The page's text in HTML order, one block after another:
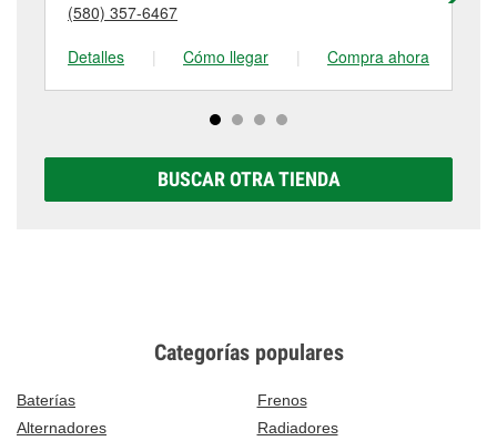
en 203 South 81 Highway, Duncan, OK.
tienda #272 para obtener más información.
(580) 357-6467
Detalles
| Cómo llegar | Compra ahora
BUSCAR OTRA TIENDA
Categorías populares
Baterías
Frenos
Alternadores
Radiadores